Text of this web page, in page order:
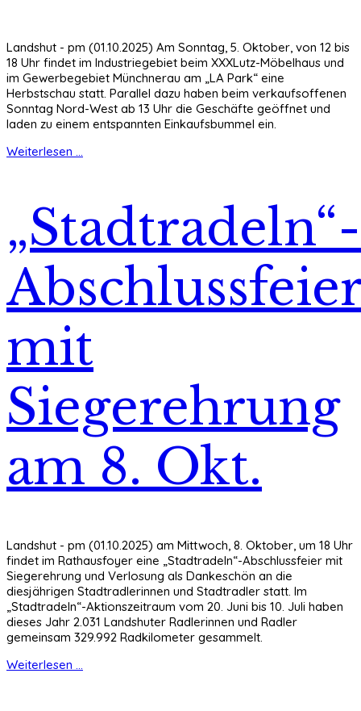
Landshut - pm (01.10.2025) Am Sonntag, 5. Oktober, von 12 bis
18 Uhr findet im Industriegebiet beim XXXLutz-Möbelhaus und
im Gewerbegebiet Münchnerau am „LA Park“ eine
Herbstschau statt. Parallel dazu haben beim verkaufsoffenen
Sonntag Nord-West ab 13 Uhr die Geschäfte geöffnet und
laden zu einem entspannten Einkaufsbummel ein.
Weiterlesen ...
„Stadtradeln“-
mit
Siegerehrung
am 8. Okt.
Landshut - pm (01.10.2025) am Mittwoch, 8. Oktober, um 18 Uhr
findet im Rathausfoyer eine „Stadtradeln“-Abschlussfeier mit
Siegerehrung und Verlosung als Dankeschön an die
diesjährigen Stadtradlerinnen und Stadtradler statt. Im
„Stadtradeln“-Aktionszeitraum vom 20. Juni bis 10. Juli haben
dieses Jahr 2.031 Landshuter Radlerinnen und Radler
gemeinsam 329.992 Radkilometer gesammelt.
Weiterlesen ...